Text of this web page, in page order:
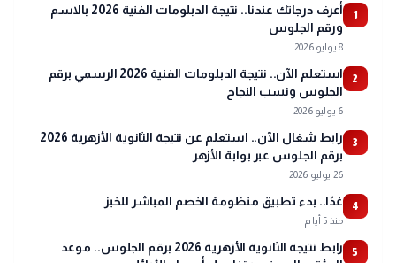
1
أعرف درجاتك عندنا.. نتيجة الدبلومات الفنية 2026 بالاسم
ورقم الجلوس
8 يوليو 2026
2
استعلم الآن.. نتيجة الدبلومات الفنية 2026 الرسمي برقم
الجلوس ونسب النجاح
6 يوليو 2026
3
رابط شغال الآن.. استعلم عن نتيجة الثانوية الأزهرية 2026
برقم الجلوس عبر بوابة الأزهر
26 يوليو 2026
4 غدًا.. بدء تطبيق منظومة الخصم المباشر للخبز
منذ 5 أيام
5
رابط نتيجة الثانوية الأزهرية 2026 برقم الجلوس.. موعد